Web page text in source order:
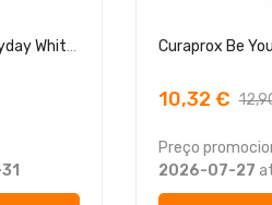
Curaprox Be You Gentle Everyday Whitening Toothpaste Toranja + Bergamota
10,32 €
Preço
2026-07-27